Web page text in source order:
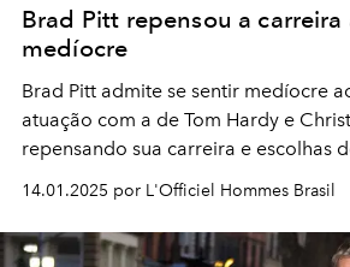
Brad Pitt repensou a carreira
medíocre
Brad Pitt admite se sentir medíocre
atuação com a de Tom Hardy e
repensando sua carreira e escolhas
14.01.2025 por L'Officiel Hommes Brasil